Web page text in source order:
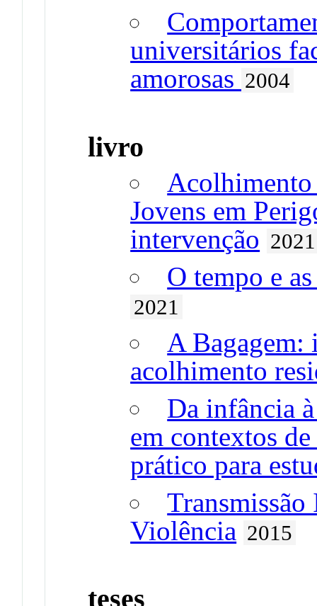
universitários
amorosas 2004
livro
Acolhimento
Jovens em
intervenção 2021
O tempo e
2021
A Bagagem:
acolhimento
Da infância
em contextos
prático para
Violência 2015
teses